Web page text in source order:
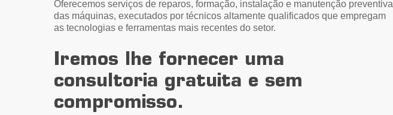
Oferecemos serviços de reparos, formação, instalação e manutenção preventiva
das máquinas, executados por técnicos altamente qualificados que empregam
as tecnologias e ferramentas mais recentes do setor.
Iremos lhe fornecer uma
consultoria gratuita e sem
compromisso.